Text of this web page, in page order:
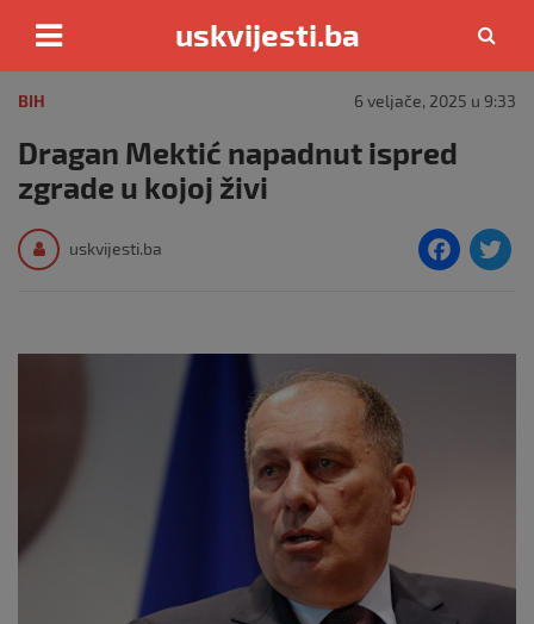
content
uskvijesti.ba
BIH 6 veljače, 2025 u 9:33
Dragan Mektić napadnut ispred
zgrade u kojoj živi
uskvijesti.ba
F
e